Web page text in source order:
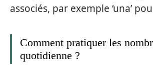
associés, par exemple ‘una’
Comment pratiquer les
quotidienne ?